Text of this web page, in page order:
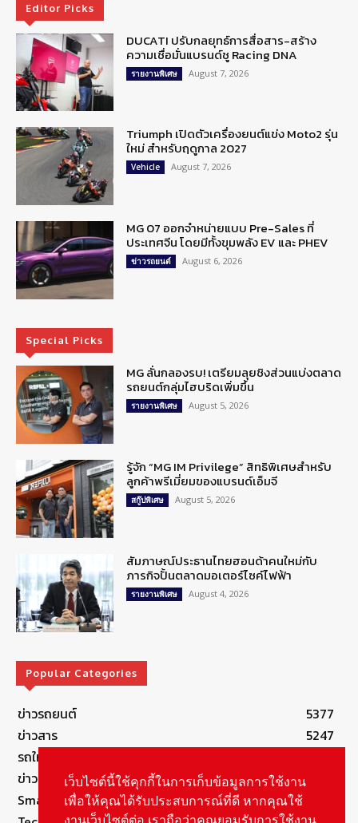
Editor Picks
DUCATI ปรับกลยุทธ์การสื่อสาร-สร้าง
ความเชื่อมั่นแบรนด์ชู Racing DNA
รายงานพิเศษ August 7, 2026
Triumph เปิดตัวเครื่องยนต์แข่ง Moto2 รุ่น
ใหม่ สำหรับฤดูกาล 2027
Vehicle August 7, 2026
MG 07 ออกจำหน่ายแบบ Pre-Sales ที่
ประเทศจีน โดยมีทั้งขุมพลัง EV และ PHEV
ข่าวรถยนต์ August 6, 2026
Special Picks
MG ลั่นกลองรบ! เตรียมลุยชิงส่วนแบ่งตลาด
รถยนต์กลุ่มไฮบริดเพิ่มขึ้น
รายงานพิเศษ August 5, 2026
รู้จัก “MG IM Privilege” สิทธิพิเศษสำหรับ
ลูกค้าพรีเมี่ยมของแบรนด์เอ็มจี
สกู๊ปพิเศษ August 5, 2026
สัมภาษณ์ประธานไทยฮอนด้าคนใหม่กับ
ภารกิจปั้นตลาดมอเตอร์ไซค์ไฟฟ้า
รายงานพิเศษ August 4, 2026
Popular Categories
ข่าวรถยนต์
5377
ข่าวสาร
5247
รถใหม่
ข่าวประชาสัมพันธ์
Smart Life
เว็บไซต์นี้ใช้คุกกี้ในการเก็บข้อมูลการใช้งาน
เพื่อให้คุณได้รับประสบการณ์ที่ดี หากคุณใช้